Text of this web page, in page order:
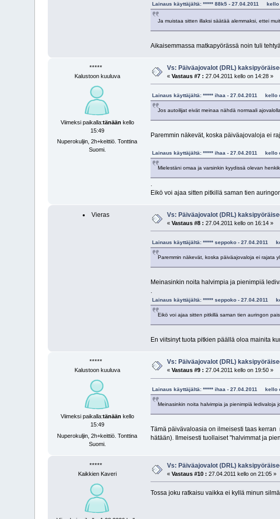
Lainaus käyttäjältä: ***** 88k5 - 27.04.2011 kello
Ja muistaa sitten illaksi säätää alemmaksi, ettei
Aikaisemmassa matkapyörässä noin tuli
*****
Kalustoon kuuluva
Viimeksi paikalla:tänään kello
15:49
Nuperokuljin, 2h+keittiö. Tonttina
Suomi.
Vs: Päiväajovalot (DRL)
«Vastaus #7 : 27.04.2011 kello on 14:28 »
Lainaus käyttäjältä: ***** ihaa - 27.04.2011 kello
Jos autoilijat eivät meinaa nähdä normaali
Paremmin näkevät, koska päiväajovaloja ei
Lainaus käyttäjältä: ***** ihaa - 27.04.2011 kello
Mielestäni omaa ja varsinkin kyydissä olevan
Eikö voi ajaa sitten pitkillä saman tien
Vieras Vs: Päiväajovalot (DRL)
«Vastaus #8 : 27.04.2011 kello on 16:14 »
Lainaus käyttäjältä: ***** seppoko - 27.04.2011
Paremmin näkevät, koska päiväajovaloja ei rajata
Meinasinkin noita halvimpia ja pienimpiä
.
Lainaus käyttäjältä: ***** seppoko - 27.04.2011
Eikö voi ajaa sitten pitkillä saman tien auringon
En viitsinyt tuota pitkien päällä oloa mainita
*****
Kalustoon kuuluva
Viimeksi paikalla:tänään kello
15:49
Nuperokuljin, 2h+keittiö. Tonttina
Suomi.
Vs: Päiväajovalot (DRL)
«Vastaus #9 : 27.04.2011 kello on 19:50 »
Lainaus käyttäjältä: ***** ihaa - 27.04.2011 kello
Meinasinkin noita halvimpia ja pienimpiä ledivaloja
Tämä päivävaloasia on ilmeisesti taas
hätään). Ilmeisesti tuollaiset "halvimmat ja
*****
Kaikkien Kaveri
Vs: Päiväajovalot (DRL)
«Vastaus #10 : 27.04.2011 kello on 21:05 »
Tossa joku ratkaisu vaikka ei kyllä minun